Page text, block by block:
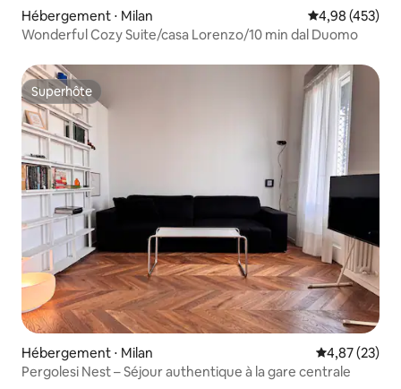
Hébergement ⋅ Milan Évaluation
4,98 (453)
Wonderful Cozy Suite/casa Lorenzo/10 min dal Duomo
Superhôte
Superhôte
Hébergement ⋅ Milan Évaluation
4,87 (23)
Pergolesi Nest – Séjour authentique à la gare centrale